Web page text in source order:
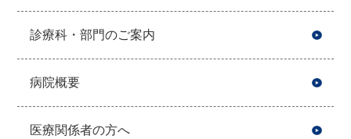
診療科・部門のご案内
病院概要
医療関係者の方へ